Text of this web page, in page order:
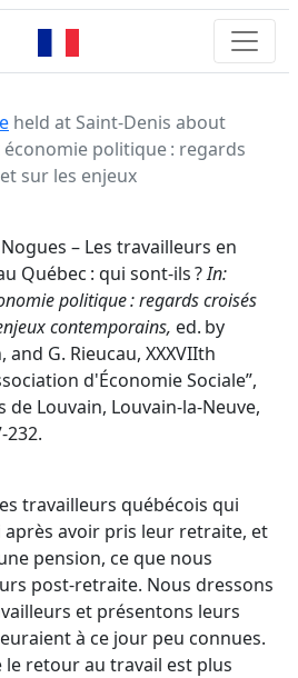
held at Saint-Denis about
économie politique : regards
sur les enjeux
– Les travailleurs en
Québec : qui sont-ils ?In:
politique : regards croisés
contemporains, ed. by
and G. Rieucau, XXXVIIth
d'Économie Sociale”,
de Louvain, Louvain-la-Neuve,
232.
travailleurs québécois qui
avoir pris leur retraite, et
pension, ce que nous
post-retraite. Nous dressons
et présentons leurs
à ce jour peu connues.
retour au travail est plus